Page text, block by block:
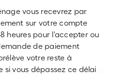
vous recevrez par
sur votre compte
heures pour l'accepter ou
de paiement
votre reste à
si vous dépassez ce délai